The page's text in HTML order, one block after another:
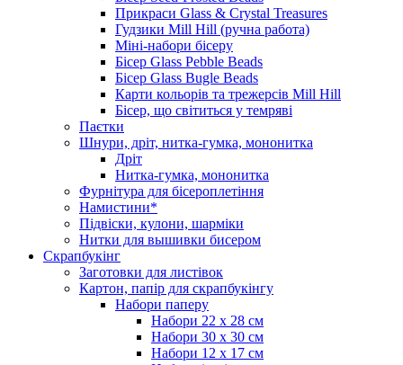
Прикраси Glass & Crystal Treasures
Гудзики Mill Hill (ручна работа)
Міні-набори бісеру
Бісер Glass Pebble Beads
Бісер Glass Bugle Beads
Карти кольорів та трежерсів Mill Hill
Бісер, що світиться у темряві
Паєтки
Шнури, дріт, нитка-гумка, мононитка
Дріт
Нитка-гумка, мононитка
Фурнітура для бісероплетіння
Намистини*
Підвіски, кулони, шарміки
Нитки для вышивки бисером
Скрапбукінг
Заготовки для листівок
Картон, папір для скрапбукінгу
Набори паперу
Набори 22 х 28 см
Набори 30 х 30 см
Набори 12 х 17 см